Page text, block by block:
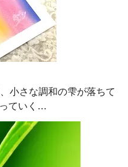
小さな調和の雫が落ちて
ていく…